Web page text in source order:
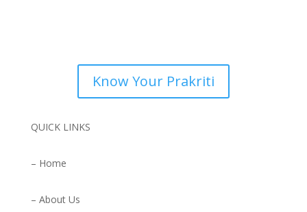
Know Your Prakriti
QUICK LINKS
– Home
– About Us